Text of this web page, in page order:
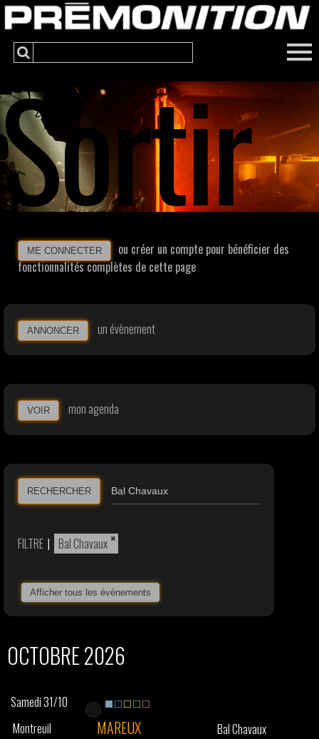
Sortir
ME CONNECTER
ou créer un compte pour bénéficier des
fonctionnalités complètes de cette page
ANNONCER un évènement
VOIR mon agenda
RECHERCHER
FILTRE | ×
Bal Chavaux
Afficher tous les évènements
OCTOBRE 2026
Samedi 31/10
Montreuil
MAREUX Bal Chavaux